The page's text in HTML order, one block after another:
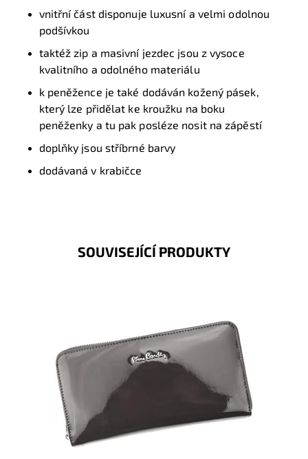
vnitřní část disponuje luxusní a velmi odolnou
podšívkou
taktéž zip a masivní jezdec jsou z vysoce
kvalitního a odolného materiálu
k peněžence je také dodáván kožený pásek,
který lze přidělat ke kroužku na boku
peněženky a tu pak posléze nosit na zápěstí
doplňky jsou stříbrné barvy
dodávaná v krabičce
SOUVISEJÍCÍ PRODUKTY
Velmi luxusní kožená peněženka známé značky Pierre
Cardin v šedé barvě s koženým páskem, který...
Dostupnost:
Skladem
Značka:
Pierre Cardin
Záruka:
2 roky